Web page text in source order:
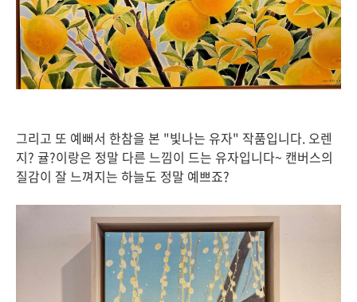
그리고 또 예뻐서 한참을 본 "빛나는 유자" 작품입니다. 오렌
지? 귤?이랑은 정말 다른 느낌이 드는 유자입니다~ 캔버스의
질감이 잘 느껴지는 하늘도 정말 예쁘죠?